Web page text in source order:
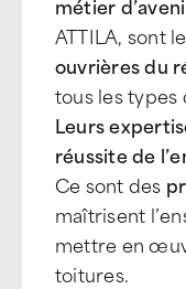
ATTILA, sont
ouvrières du
tous les types
Leurs
réussite de
Ce sont des
maîtrisent
mettre en
toitures.